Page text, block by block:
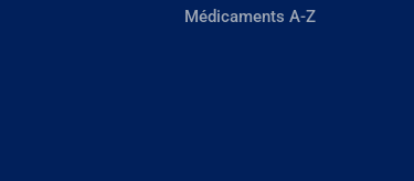
Médicaments A-Z